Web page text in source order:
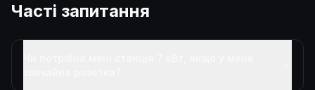
Часті запитання